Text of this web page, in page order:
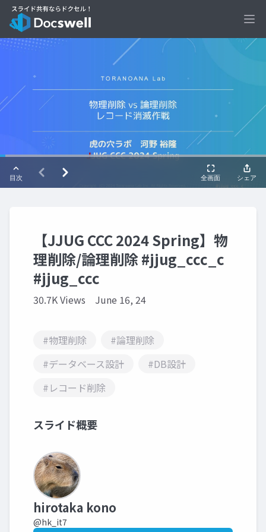
【JJUG CCC 2024 Spring】物
理削除/論理削除 #jjug_ccc_c
#jjug_ccc
30.7K Views June 16, 24
#物理削除
#論理削除
#データベース設計
#DB設計
#レコード削除
スライド概要
hirotaka kono
@hk_it7